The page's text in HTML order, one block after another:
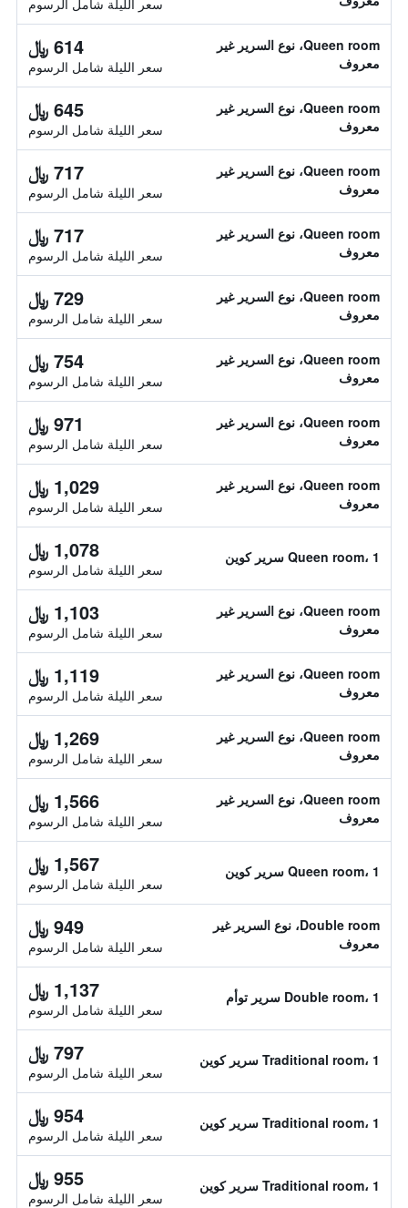
سعر الليلة شامل الرسوم
Queen room، نوع السرير غير
معروف
614 ﷼
سعر الليلة شامل الرسوم
Queen room، نوع السرير غير
معروف
645 ﷼
سعر الليلة شامل الرسوم
Queen room، نوع السرير غير
معروف
717 ﷼
سعر الليلة شامل الرسوم
Queen room، نوع السرير غير
معروف
717 ﷼
سعر الليلة شامل الرسوم
Queen room، نوع السرير غير
معروف
729 ﷼
سعر الليلة شامل الرسوم
Queen room، نوع السرير غير
معروف
754 ﷼
سعر الليلة شامل الرسوم
Queen room، نوع السرير غير
معروف
971 ﷼
سعر الليلة شامل الرسوم
Queen room، نوع السرير غير
معروف
1,029 ﷼
سعر الليلة شامل الرسوم
Queen room، 1 سرير كوين 1,078 ﷼
سعر الليلة شامل الرسوم
Queen room، نوع السرير غير
معروف
1,103 ﷼
سعر الليلة شامل الرسوم
Queen room، نوع السرير غير
معروف
1,119 ﷼
سعر الليلة شامل الرسوم
Queen room، نوع السرير غير
معروف
1,269 ﷼
سعر الليلة شامل الرسوم
Queen room، نوع السرير غير
معروف
1,566 ﷼
سعر الليلة شامل الرسوم
Queen room، 1 سرير كوين 1,567 ﷼
سعر الليلة شامل الرسوم
Double room، نوع السرير غير
معروف
949 ﷼
سعر الليلة شامل الرسوم
Double room، 1 سرير توأم 1,137 ﷼
سعر الليلة شامل الرسوم
Traditional room، 1 سرير كوين 797 ﷼
سعر الليلة شامل الرسوم
Traditional room، 1 سرير كوين 954 ﷼
سعر الليلة شامل الرسوم
Traditional room، 1 سرير كوين 955 ﷼
سعر الليلة شامل الرسوم